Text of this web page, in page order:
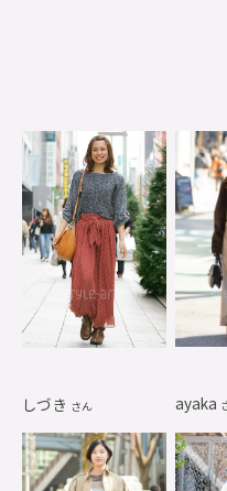
しづき さん ayaka